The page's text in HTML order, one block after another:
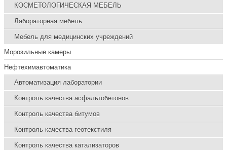
КОСМЕТОЛОГИЧЕСКАЯ МЕБЕЛЬ
Лабораторная мебель
Мебель для медицинских учреждений
Морозильные камеры
Нефтехимавтоматика
Автоматизация лаборатории
Контроль качества асфальтобетонов
Контроль качества битумов
Контроль качества геотекстиля
Контроль качества катализаторов